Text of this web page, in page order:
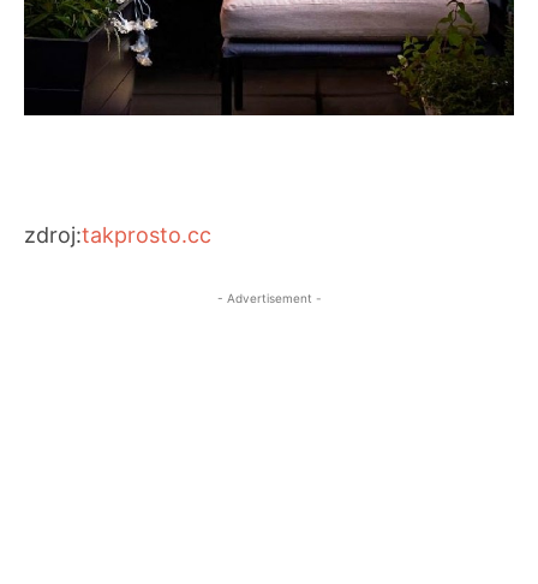
zdroj:takprosto.cc
- Advertisement -